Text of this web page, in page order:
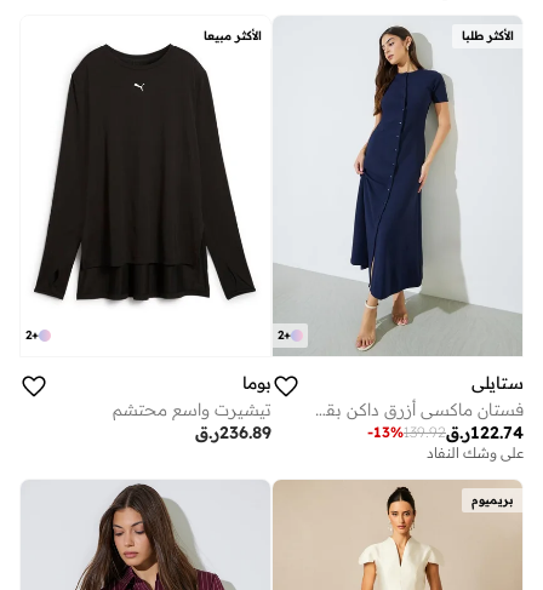
الأكثر طلبا
+
2
ستايلي
فستان ماكسي أزرق داكن بقصة A وأكمام قصيرة
ر.ق122.74
139.92
-13%
على وشك النفاد
الأكثر مبيعا
+
2
بوما
تيشيرت واسع محتشم
ر.ق236.89
بريميوم